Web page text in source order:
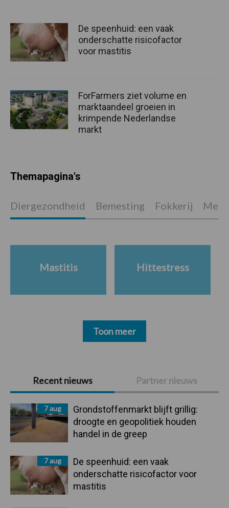
Primaire
Sidebar
Recent nieuws Partner nieuws
7 aug
Grondstoffenmarkt blijft grillig:
droogte en geopolitiek houden
handel in de greep
7 aug
De speenhuid: een vaak
onderschatte risicofactor voor
mastitis
De speenhuid: een vaak
onderschatte risicofactor
voor mastitis
ForFarmers ziet volume en
marktaandeel groeien in
krimpende Nederlandse
markt
Themapagina's
Diergezondheid Bemesting Fokkerij
Mastitis Hittestress
Toon meer